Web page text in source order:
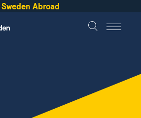
Sweden Abroad